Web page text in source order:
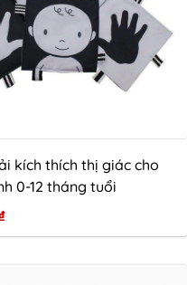
kích thích thị giác cho
0-12 tháng tuổi